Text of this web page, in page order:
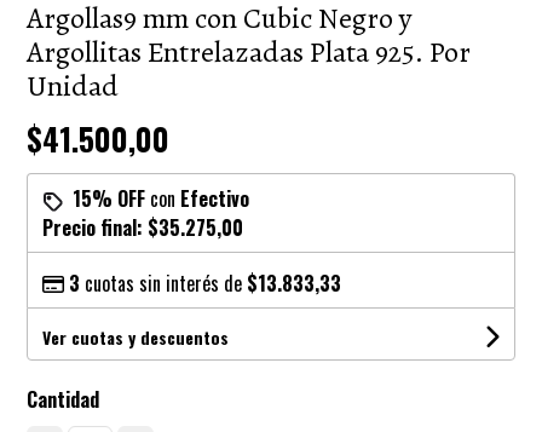
Argollas9 mm con Cubic Negro y
Argollitas Entrelazadas Plata 925. Por
Unidad
$41.500,00
15% OFF con Efectivo
Precio final: $35.275,00
3 cuotas sin interés de $13.833,33
Ver cuotas y descuentos
Cantidad